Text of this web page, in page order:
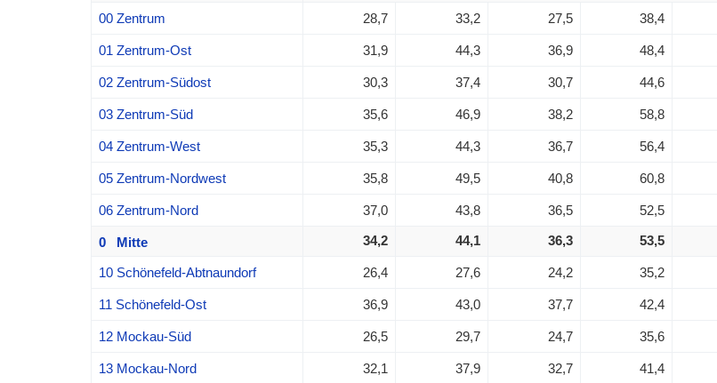
00 Zentrum
28,7 33,2 27,5 38,4
01 Zentrum-Ost 31,9 44,3 36,9 48,4
02 Zentrum-Südost 30,3 37,4 30,7 44,6
03 Zentrum-Süd 35,6 46,9 38,2 58,8
04 Zentrum-West 35,3 44,3 36,7 56,4
05 Zentrum-Nordwest 35,8 49,5 40,8 60,8
06 Zentrum-Nord 37,0 43,8 36,5 52,5
0 Mitte 34,2 44,1 36,3 53,5
10 Schönefeld-Abtnaundorf 26,4 27,6 24,2 35,2
11 Schönefeld-Ost 36,9 43,0 37,7 42,4
12 Mockau-Süd 26,5 29,7 24,7 35,6
13 Mockau-Nord 32,1 37,9 32,7 41,4